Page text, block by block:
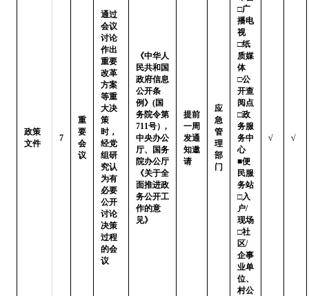
政策
文件
7
重
要
会
议
通过
会议
讨论
作出
重要
改革
方案
等重
大决
策
时，
经党
组研
究认
为有
必要
公开
讨论
决策
过程
的会
议
《中华人
民共和国
政府信息
公开条
例》(国
务院令第
711号）,
中央办公
厅、国务
院办公厅
《关于全
面推进政
务公开工
作的意
见》
提前
一周
发通
知邀
请
应
急
管
理
部
门
□广
播电
视
□纸
质媒
体
□公
开查
阅点
□政
务服
务中
心
■便
民服
务站
□入
户/
现场
□社
区/
企事
业单
位、
村公
√ √